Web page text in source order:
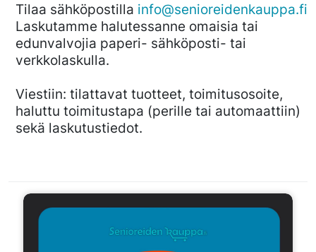
Tilaa sähköpostilla info@senioreidenkauppa.fi
Laskutamme halutessanne omaisia tai
edunvalvojia paperi- sähköposti- tai
verkkolaskulla.
Viestiin: tilattavat tuotteet, toimitusosoite,
haluttu toimitustapa (perille tai automaattiin)
sekä laskutustiedot.